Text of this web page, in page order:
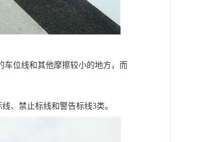
位线和其他摩擦较小的地方，而
、禁止标线和警告标线3类。